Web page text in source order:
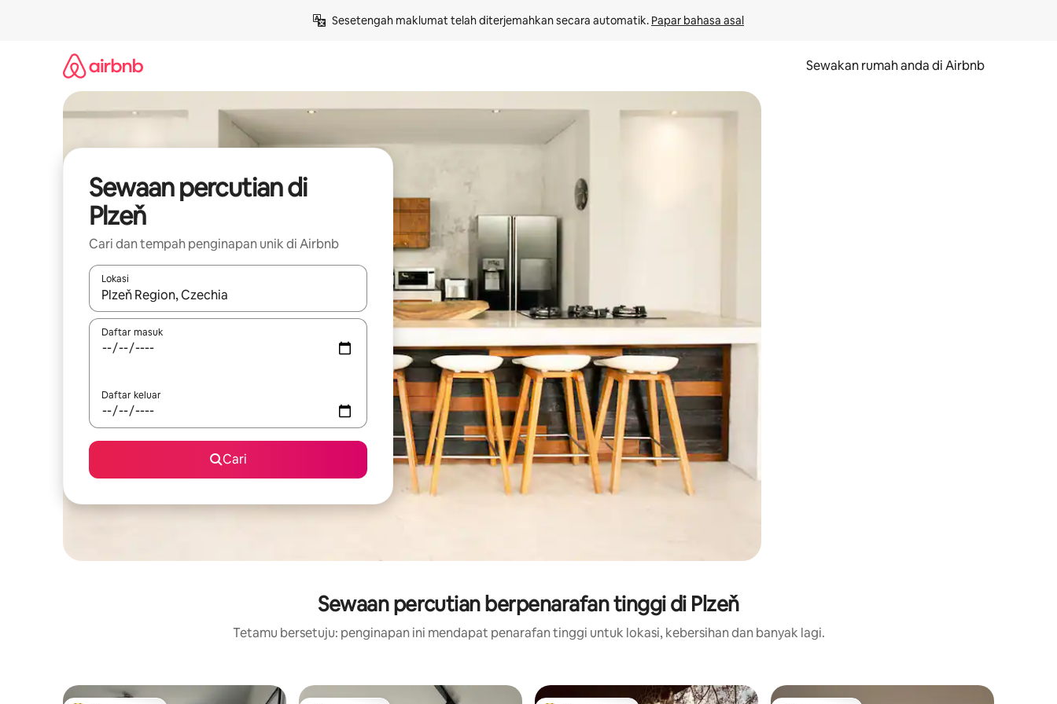
Sesetengah maklumat telah diterjemahkan secara automatik. Papar bahasa asal
Sewakan rumah anda di Airbnb
Sewaan percutian di
Plzeň
Cari dan tempah penginapan unik di Airbnb
Lokasi
Apabila hasil tersedia, navigasi dengan kekunci anak panah atas dan bawah atau teroka dengan sentuhan atau gerak leret.
Daftar masuk
Daftar keluar
Cari
Sewaan percutian berpenarafan tinggi di Plzeň
Tetamu bersetuju: penginapan ini mendapat penarafan tinggi untuk lokasi, kebersihan dan banyak lagi.